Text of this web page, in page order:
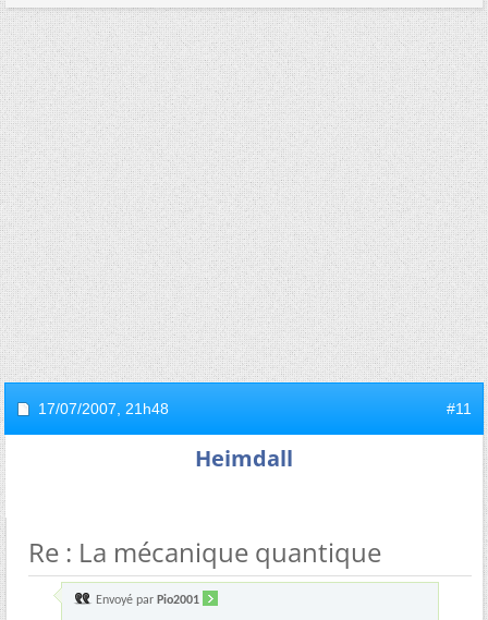
17/07/2007, 21h48 #11
Heimdall
Re : La mécanique quantique
Envoyé par Pio2001